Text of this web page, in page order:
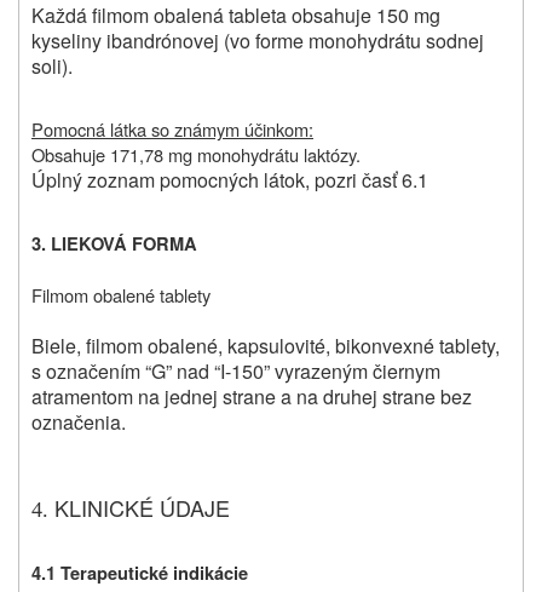
Každá filmom obalená tableta obsahuje 150 mg
kyseliny ibandrónovej (vo forme monohydrátu sodnej
soli).
Pomocná látka so známym účinkom:
Obsahuje 171,78 mg monohydrátu laktózy.
Úplný zoznam pomocných látok, pozri časť 6.1
3. LIEKOVÁ FORMA
Filmom obalené tablety
Biele, filmom obalené, kapsulovité, bikonvexné tablety,
s označením “G” nad “I-150” vyrazeným čiernym
atramentom na jednej strane a na druhej strane bez
označenia.
4. KLINICKÉ ÚDAJE
4.1 Terapeutické indikácie